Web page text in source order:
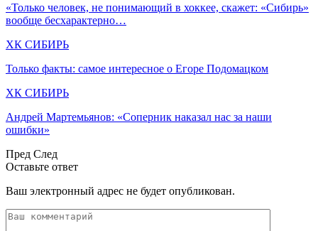
«Только человек, не понимающий в хоккее, скажет: «Сибирь»
вообще бесхарактерно…
ХК СИБИРЬ
Только факты: самое интересное о Егоре Подомацком
ХК СИБИРЬ
Андрей Мартемьянов: «Соперник наказал нас за наши
ошибки»
Пред След
Оставьте ответ
Ваш электронный адрес не будет опубликован.